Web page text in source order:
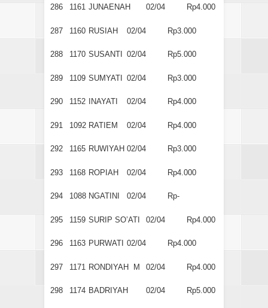
286 1161 JUNAENAH 02/04 Rp4.000
287 1160 RUSIAH 02/04 Rp3.000
288 1170 SUSANTI 02/04 Rp5.000
289 1109 SUMYATI 02/04 Rp3.000
290 1152 INAYATI 02/04 Rp4.000
291 1092 RATIEM 02/04 Rp4.000
292 1165 RUWIYAH 02/04 Rp3.000
293 1168 ROPIAH 02/04 Rp4.000
294 1088 NGATINI 02/04 Rp-
295 1159 SURIP SO’ATI 02/04 Rp4.000
296 1163 PURWATI 02/04 Rp4.000
297 1171 RONDIYAH M 02/04 Rp4.000
298 1174 BADRIYAH 02/04 Rp5.000